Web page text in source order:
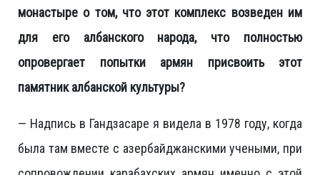
монастыре о том, что этот комплекс возведен им
для его албанского народа, что полностью
опровергает попытки армян присвоить этот
памятник албанской культуры?
— Надпись в Гандзасаре я видела в 1978 году, когда
была там вместе с азербайджанскими учеными, при